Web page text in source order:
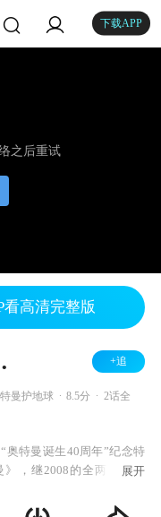
下载APP
之后重试
高清完整版
文版 +追
曼护地球 8.5分 2话全
奥特曼诞生40周年”纪念特
，继2008的全两集外传
再厉推出崭新的外传系列
展开